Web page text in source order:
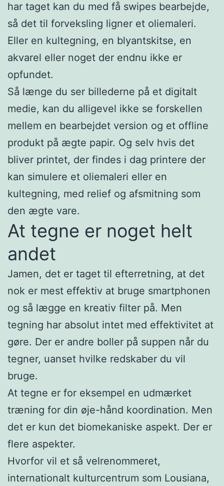
har taget kan du med få swipes bearbejde,
så det til forveksling ligner et oliemaleri.
Eller en kultegning, en blyantskitse, en
akvarel eller noget der endnu ikke er
opfundet.
Så længe du ser billederne på et digitalt
medie, kan du alligevel ikke se forskellen
mellem en bearbejdet version og et offline
produkt på ægte papir. Og selv hvis det
bliver printet, der findes i dag printere der
kan simulere et oliemaleri eller en
kultegning, med relief og afsmitning som
den ægte vare.
At tegne er noget helt
andet
Jamen, det er taget til efterretning, at det
nok er mest effektiv at bruge smartphonen
og så lægge en kreativ filter på. Men
tegning har absolut intet med effektivitet at
gøre. Der er andre boller på suppen når du
tegner, uanset hvilke redskaber du vil
bruge.
At tegne er for eksempel en udmærket
træning for din øje-hånd koordination. Men
det er kun det biomekaniske aspekt. Der er
flere aspekter.
Hvorfor vil et så velrenommeret,
internationalt kulturcentrum som Lousiana,